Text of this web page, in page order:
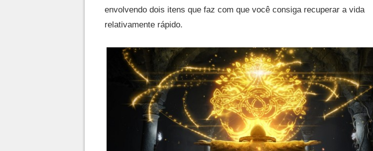
envolvendo dois itens que faz com que você consiga recuperar a vida
relativamente rápido.